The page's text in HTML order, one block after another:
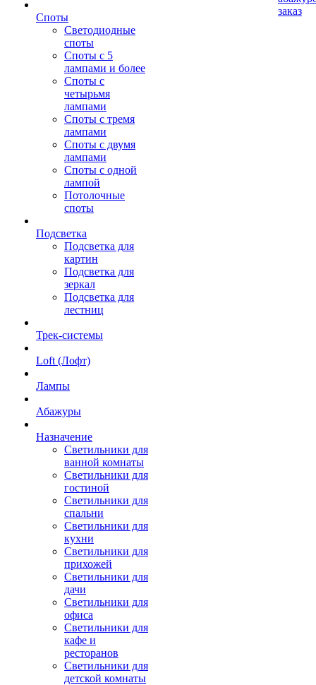
Споты
Светодиодные
споты
Споты с 5
лампами и более
Споты с
четырьмя
лампами
Споты с тремя
лампами
Споты с двумя
лампами
Споты с одной
лампой
Потолочные
споты
Подсветка
Подсветка для
картин
Подсветка для
зеркал
Подсветка для
лестниц
Трек-системы
Loft (Лофт)
Лампы
Абажуры
Назначение
Светильники для
ванной комнаты
Светильники для
гостиной
Светильники для
спальни
Светильники для
кухни
Светильники для
прихожей
Светильники для
дачи
Светильники для
офиса
Светильники для
кафе и
ресторанов
Светильники для
детской комнаты
заказ